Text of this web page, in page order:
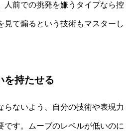
人前での挑発を嫌うタイプなら控
見て煽るという技術もマスターし
を持たせる
らないよう、自分の技術や表現力
です。ムーブのレベルが低いのに